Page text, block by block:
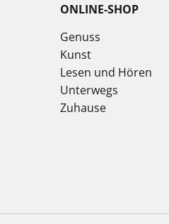
ONLINE-SHOP
Genuss
Kunst
Lesen und Hören
Unterwegs
Zuhause